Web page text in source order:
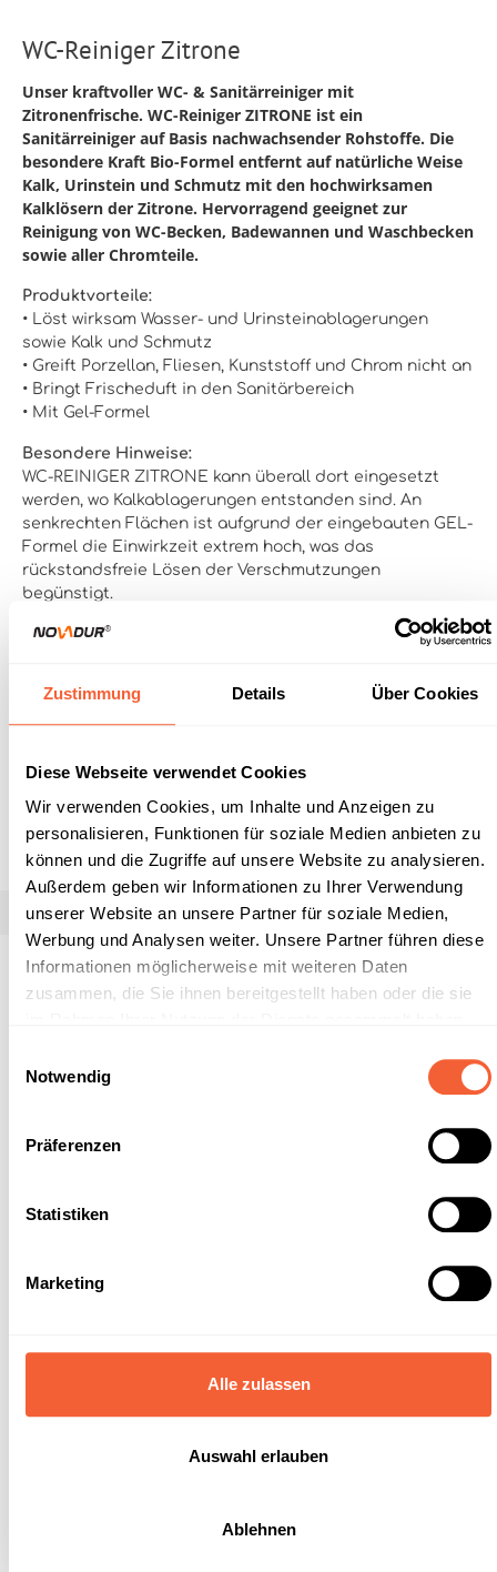
Zustimmung Details Über Cookies
Diese Webseite verwendet Cookies
Wir verwenden Cookies, um Inhalte und Anzeigen zu
personalisieren, Funktionen für soziale Medien anbieten zu
können und die Zugriffe auf unsere Website zu analysieren.
Außerdem geben wir Informationen zu Ihrer Verwendung
unserer Website an unsere Partner für soziale Medien,
Werbung und Analysen weiter. Unsere Partner führen diese
Informationen möglicherweise mit weiteren Daten
zusammen, die Sie ihnen bereitgestellt haben oder die sie
finden sie hier.
Notwendig
Präferenzen
Statistiken
Marketing
Alle zulassen
Auswahl erlauben
Ablehnen
WC-Reiniger Zitrone
Unser kraftvoller WC- & Sanitärreiniger mit
Zitronenfrische. WC-Reiniger ZITRONE ist ein
Sanitärreiniger auf Basis nachwachsender Rohstoffe. Die
besondere Kraft Bio-Formel entfernt auf natürliche Weise
Kalk, Urinstein und Schmutz mit den hochwirksamen
Kalklösern der Zitrone. Hervorragend geeignet zur
Reinigung von WC-Becken, Badewannen und Waschbecken
sowie aller Chromteile.
Produktvorteile:
• Löst wirksam Wasser- und Urinsteinablagerungen
sowie Kalk und Schmutz
• Greift Porzellan, Fliesen, Kunststoff und Chrom nicht an
• Bringt Frischeduft in den Sanitärbereich
• Mit Gel-Formel
Besondere Hinweise:
WC-REINIGER ZITRONE kann überall dort eingesetzt
werden, wo Kalkablagerungen entstanden sind. An
senkrechten Flächen ist aufgrund der eingebauten GEL-
Formel die Einwirkzeit extrem hoch, was das
rückstandsfreie Lösen der Verschmutzungen
begünstigt.
Lieferbar sind:
10,1 KG/Kanister (60 Kanister per Europalette)
Produkt anfragen
Beschreibung
GHS07 - Ausrufezeichen: Gesundheitsgefahr
Gefahrenhinweise
Kennzeichnungsetikett bereithalten.